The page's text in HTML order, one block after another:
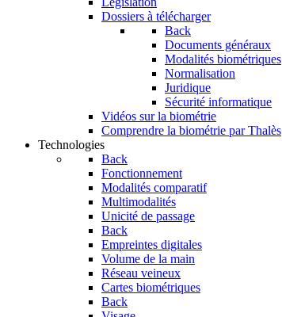
Dossiers à télécharger
Back
Documents généraux
Modalités biométriques
Normalisation
Juridique
Sécurité informatique
Vidéos sur la biométrie
Comprendre la biométrie par Thalès
Technologies
Back
Fonctionnement
Modalités comparatif
Multimodalités
Unicité de passage
Back
Empreintes digitales
Volume de la main
Réseau veineux
Cartes biométriques
Back